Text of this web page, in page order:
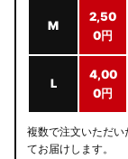
M
2,50
0円
L
4,00
0円
複数で注文いただ
てお届けします。